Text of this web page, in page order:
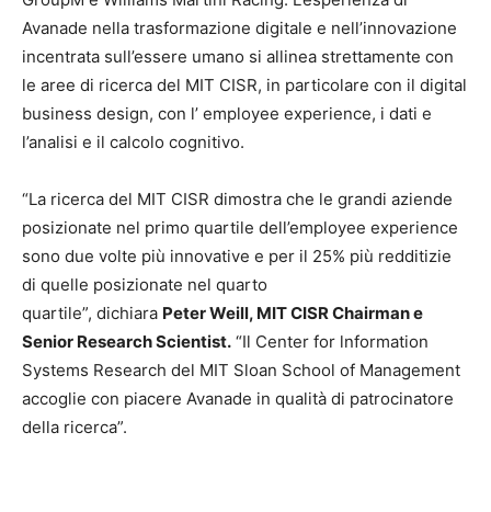
Avanade nella trasformazione digitale e nell’innovazione
incentrata sull’essere umano si allinea strettamente con
le aree di ricerca del MIT CISR, in particolare con il digital
business design, con l’ employee experience, i dati e
l’analisi e il calcolo cognitivo.
“La ricerca del MIT CISR dimostra che le grandi aziende
posizionate nel primo quartile dell’employee experience
sono due volte più innovative e per il 25% più redditizie
di quelle posizionate nel quarto
quartile”, dichiara Peter Weill, MIT CISR Chairman e
Senior Research Scientist. “Il Center for lnformation
Systems Research del MIT Sloan School of Management
accoglie con piacere Avanade in qualità di patrocinatore
della ricerca”.